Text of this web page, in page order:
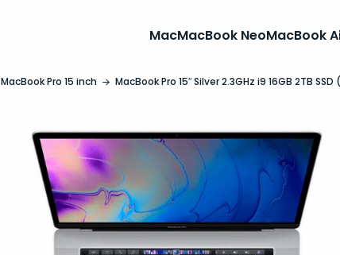
MacMacBook NeoMacBook
MacBook Pro 15 inch MacBook Pro 15″ Silver 2.3GHz i9 16GB 2TB SSD